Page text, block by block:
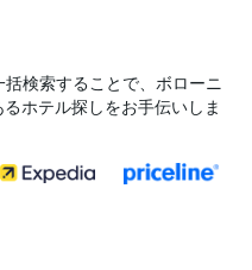
括検索することで、ボローニ
ホテル探しをお手伝いしま